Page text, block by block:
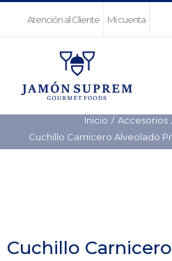
Atención al Cliente Mi cuenta
Inicio Accesorios
Cuchillo Carnicero Alveolado
Cuchillo Carnicero